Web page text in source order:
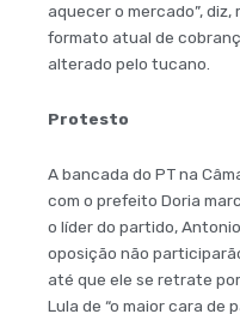
aquecer o mercado”,
formato atual de
alterado pelo tucano.
Protesto
A bancada do PT na
com o prefeito Doria
o líder do partido,
oposição não
até que ele se retrate
Lula de “o maior cara de